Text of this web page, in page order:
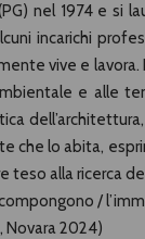
nel 1974 e si
incarichi
vive e
e alle
che lo abita,
teso alla ricerca
/
Novara 2024)